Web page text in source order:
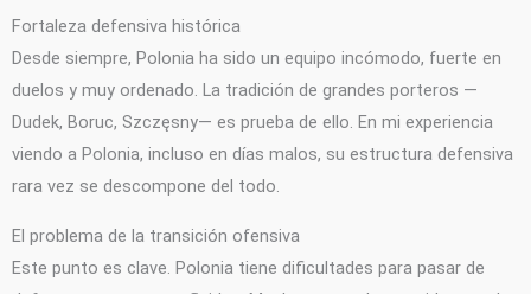
Fortaleza defensiva histórica
Desde siempre, Polonia ha sido un equipo incómodo, fuerte en
duelos y muy ordenado. La tradición de grandes porteros —
Dudek, Boruc, Szczęsny— es prueba de ello. En mi experiencia
viendo a Polonia, incluso en días malos, su estructura defensiva
rara vez se descompone del todo.
El problema de la transición ofensiva
Este punto es clave. Polonia tiene dificultades para pasar de